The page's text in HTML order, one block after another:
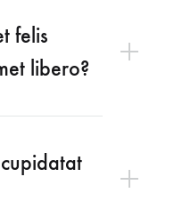
felis
libero?